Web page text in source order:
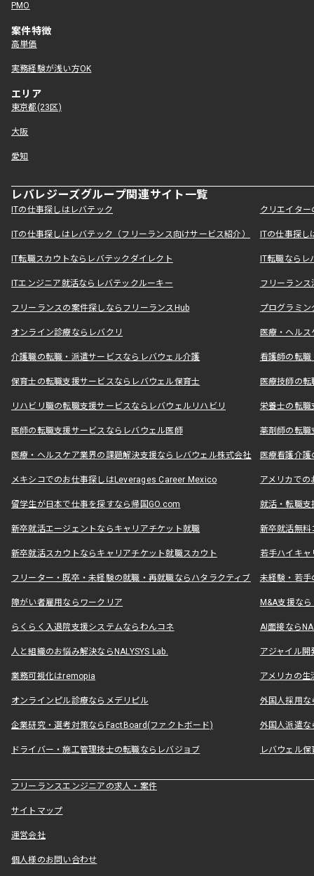
PMO
案件特徴
高単価
実務経験が浅い方OK
エリア
東京都(23区)
大阪
愛知
レバレジーズグループ関連サイト一覧
ITの仕事探しはレバテック クリエイタ
ITの仕事探しはレバテック（フリーランス向けサービス紹介） ITの仕事探
IT転職スカウトならレバテックダイレクト IT転職なら
ITエンジニア就活ならレバテックルーキー フリーラン
フリーランスの案件探しならフリーランスHub プログラミ
オンライン診療ならレバクリ 医療・ヘル
介護職の転職・派遣サービスならレバウェル介護 看護師の転
保育士の転職支援サービスならレバウェル保育士 医療技師の
リハビリ職の転職支援サービスならレバウェルリハビリ 栄養士の転
医師の転職支援サービスならレバウェル医師 薬剤師の転
医療・ヘルスケア業界の課題解決支援ならレバウェル株式会社 医療看護介
メキシコでのお仕事探しはLeverages Career Mexico アメリカで
留学生が日本で仕事を探すなら帰国GO.com 就活・転職
新卒就活エージェントならキャリアチケット就職 新卒就活無料
新卒就活スカウトならキャリアチケット就職スカウト 若手ハイキ
フリーター・既卒・未経験の就職・再就職ならハタラクティブ 未経験・若手
障がい者雇用ならワークリア M&A支援な
らくらく入退院支援システムならわんコネ AI面接なら
人と組織のお悩み解決ならNALYSYS Lab. アジャイル
業務可視化はremopia アメリカの
オンラインピル診療ならメデリピル 外国人採用
企業研究・選考対策ならFactBoard(ファクトボード) 外国人派遣な
ドライバー・施工管理技士の転職ならレバジョブ レバウェル
フリーランスエンジニアの求人・案件
サイトマップ
運営会社
個人様のお問い合わせ